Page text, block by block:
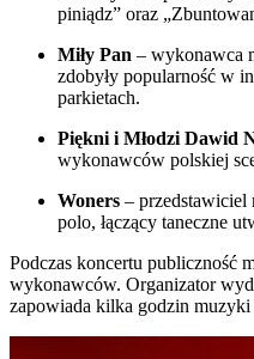
piniądz” oraz
Miły Pan – wykonawca
zdobyły popularność w
parkietach.
Piękni i Młodzi Dawid
wykonawców polskiej
Woners – przedstawiciel
polo, łączący taneczne
Podczas koncertu publiczność
wykonawców. Organizator
zapowiada kilka godzin